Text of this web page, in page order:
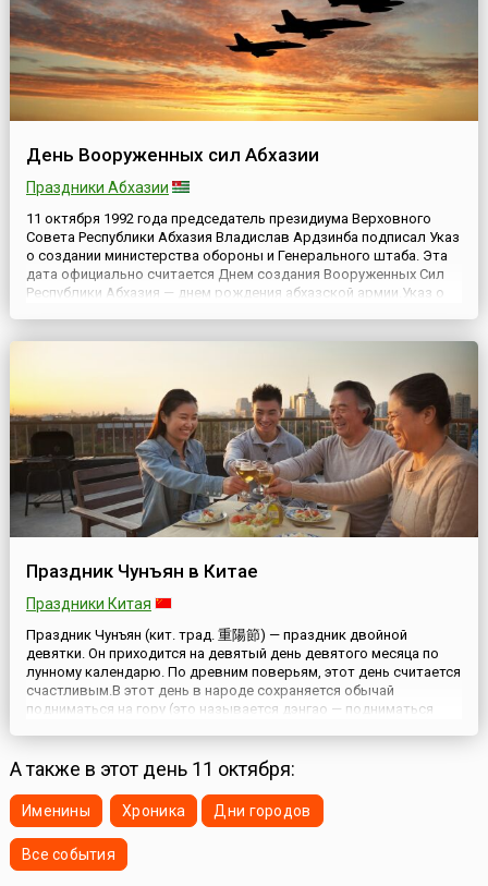
День Вооруженных сил Абхазии
Праздники Абхазии
11 октября 1992 года председатель президиума Верховного
Совета Республики Абхазия Владислав Ардзинба подписал Указ
о создании министерства обороны и Генерального штаба. Эта
дата официально считается Днем создания Вооруженных Сил
Республики Абхазия — днем рождения абхазской армии.Указ о
Праздник Чунъян в Китае
Праздники Китая
Праздник Чунъян (кит. трад. 重陽節) — праздник двойной
девятки. Он приходится на девятый день девятого месяца по
лунному календарю. По древним поверьям, этот день считается
счастливым.В этот день в народе сохраняется обычай
подниматься на гору (это называется дэнгао — подниматься
Восхождение в ...
А также в этот день 11 октября:
Именины Хроника Дни городов
Все события